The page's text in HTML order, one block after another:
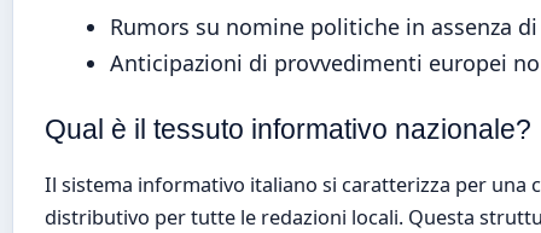
Rumors su nomine politiche in assenza
Anticipazioni di provvedimenti europei
Qual è il tessuto informativo nazionale?
Il sistema informativo italiano si caratterizza per una
distributivo per tutte le redazioni locali. Questa